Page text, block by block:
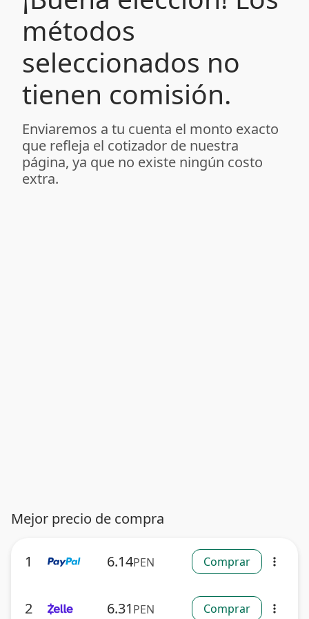
métodos
seleccionados no
tienen comisión.
Enviaremos a tu cuenta el monto exacto
que refleja el cotizador de nuestra
página, ya que no existe ningún costo
extra.
Mejor precio de compra
1 6.14PEN Comprar more_vert
2 6.31 PEN Comprar more_vert